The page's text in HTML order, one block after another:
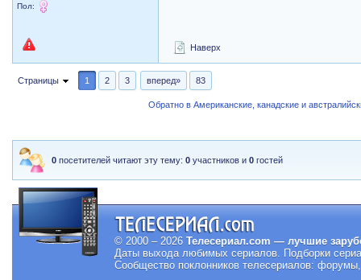
Пол:
Наверх
Страницы 1 2 3 вперед» 83
Обратно в Американские, канадские и
0 посетителей читают эту тему:0 участников и0 гостей
© 2000 – 2026 Телесериал.com — лучшие
Даты выхода любимых сериалов. Подборки
Сообщество поклонников телесериалов: